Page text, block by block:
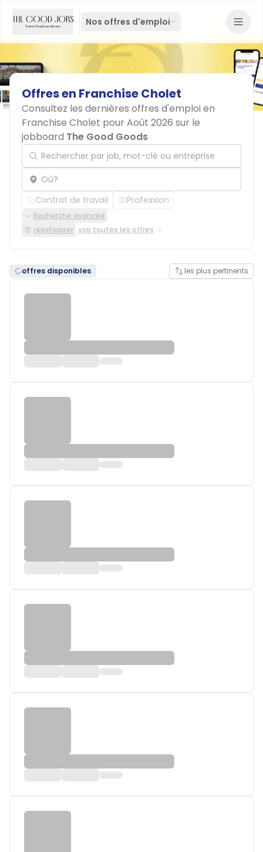
Nos offres d'emploi
Offresen FranchiseCholet
Consultez les dernières offres d'emploi en
Franchise Cholet pour Août 2026 sur le
jobboard The Good Goods
Rechercher par job, mot-clé ou entreprise
Localisation
Contrat de travail Profession
Recherche avancée
réinitialiser voir toutes les offres
offres disponibles les plus pertinents